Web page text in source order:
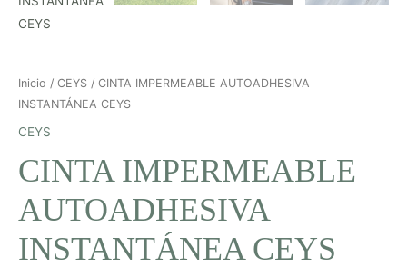
Inicio / CEYS / CINTA IMPERMEABLE AUTOADHESIVA
INSTANTÁNEA CEYS
CEYS
CINTA IMPERMEABLE
AUTOADHESIVA
INSTANTÁNEA CEYS